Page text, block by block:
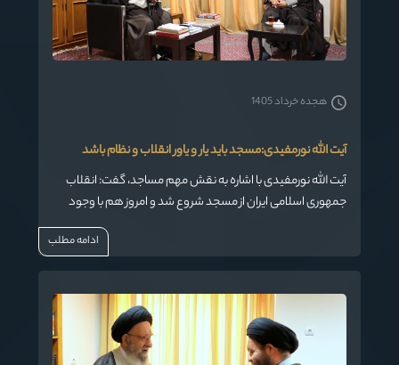
آیت الله نورمفیدی:مسجد باید یار و یاور انقلاب و نظام باشد
آیت الله نورمفیدی با اشاره به نقش مهم مساجد، گفت: انقلاب
جمهوری اسلامی ایران از مسجد شروع شد و امروز هم با وجود
همه مشکلات مسجد باید یار و یاور انقلاب و نظام باشد.
هجده خرداد 1405
ادامه مطلب